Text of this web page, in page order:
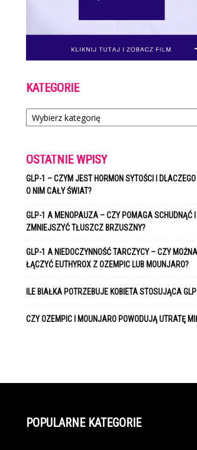
KATEGORIE
Kategorie
OSTATNIE WPISY
GLP-1 – CZYM JEST HORMON SYTOŚCI I DLACZEGO
O NIM CAŁY ŚWIAT?
GLP-1 A MENOPAUZA – CZY POMAGA SCHUDNĄĆ I
ZMNIEJSZYĆ TŁUSZCZ BRZUSZNY?
GLP-1 A NIEDOCZYNNOŚĆ TARCZYCY – CZY MOŻNA
ŁĄCZYĆ EUTHYROX Z OZEMPIC LUB MOUNJARO?
ILE BIAŁKA POTRZEBUJE KOBIETA STOSUJĄCA
CZY OZEMPIC I MOUNJARO POWODUJĄ UTRATĘ
POPULARNE KATEGORIE